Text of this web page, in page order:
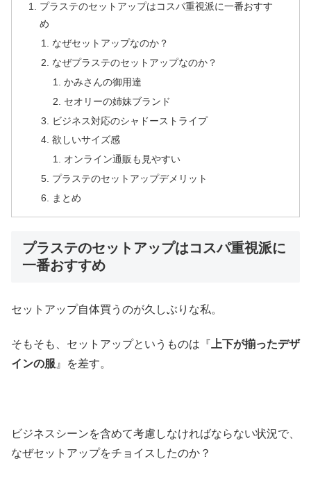
プラステのセットアップはコスパ重視派に一番おすす
め
なぜセットアップなのか？
なぜプラステのセットアップなのか？
かみさんの御用達
セオリーの姉妹ブランド
ビジネス対応のシャドーストライプ
欲しいサイズ感
オンライン通販も見やすい
プラステのセットアップデメリット
まとめ
プラステのセットアップはコスパ重視派に
一番おすすめ
セットアップ自体買うのが久しぶりな私。
そもそも、セットアップというものは『 上下が揃ったデザ
インの服』を差す。
ビジネスシーンを含めて考慮しなければならない状況で、
なぜセットアップをチョイスしたのか？